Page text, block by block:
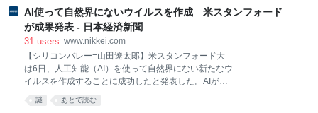
ったのに、最後は自身を恨んでいるモブみたいなキャラにあっさりと刺
された。 この内海課長の持つ底知れない魅力からすると、あっさりし過
ぎだと思う。 個人的に、原作完結から３０年以上経った今でも「な
孫悟空の兄という重要ポジションだったのに、ピッコロの新技の実験台
にされただけ。 原作者が自身が生み出したキャラクターにそれほど思い
入れをしない人だ、
AI使って自然界にないウイルスを作成 米スタンフォード
が成果発表 - 日本経済新聞
31 users www.nikkei.com
【シリコンバレー=山田遼太郎】米スタンフォード大
は6日、人工知能（AI）を使って自然界にない新たなウ
イルスを作成することに成功したと発表した。AIが生
命の設計図にあたるゲノム（全遺伝情報）の配列全体
を設計し、機能を確認できた初の事例という。医療の
謎 あとで読む